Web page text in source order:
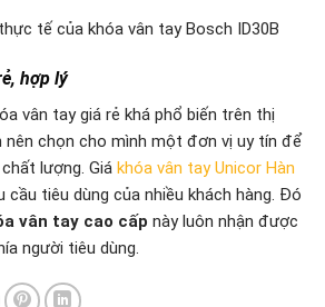
tế của khóa vân tay Bosch ID30B
hợp lý
vân tay giá rẻ khá phổ biến trên thị
nên chọn cho mình một đơn vị uy tín để
lượng. Giá khóa vân tay Unicor Hàn
cầu tiêu dùng của nhiều khách hàng. Đó
vân tay cao cấp này luôn nhận được
người tiêu dùng.